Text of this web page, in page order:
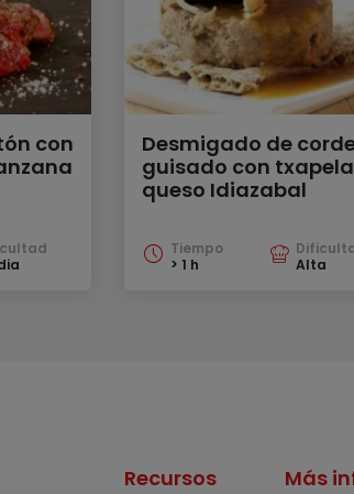
con
Desmigado de
guisado con
queso Idiazabal
Tiempo
> 1 h
Alta
Recursos Más